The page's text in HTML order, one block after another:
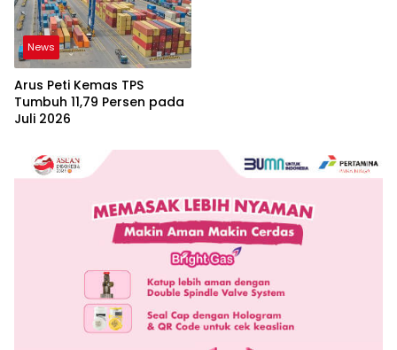
News
Arus Peti Kemas TPS
Tumbuh 11,79 Persen pada
Juli 2026